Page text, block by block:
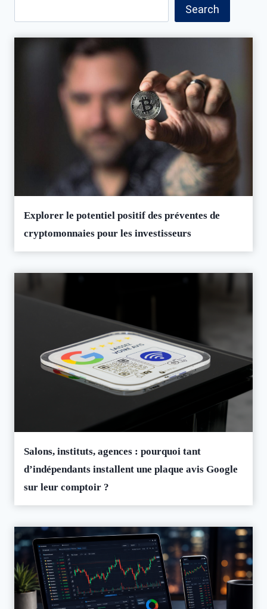
Search
Explorer le potentiel positif des préventes de
cryptomonnaies pour les investisseurs
Salons, instituts, agences : pourquoi tant
d’indépendants installent une plaque avis Google
sur leur comptoir ?